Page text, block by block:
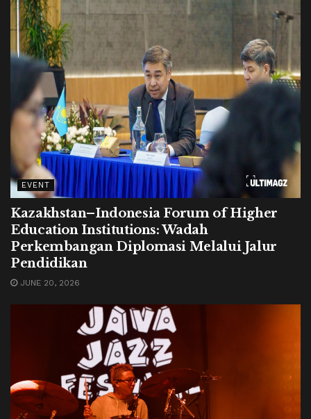
EVENT
Kazakhstan–Indonesia Forum of Higher
Education Institutions: Wadah
Perkembangan Diplomasi Melalui Jalur
Pendidikan
JUNE 20, 2026